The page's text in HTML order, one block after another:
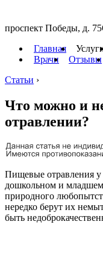
проспект Победы, д.
Главная
Врачи
Отзывы
Статьи ›
Что можно и
отравлении?
Пищевые отравления у
дошкольном и
природного
нередко берут их
быть